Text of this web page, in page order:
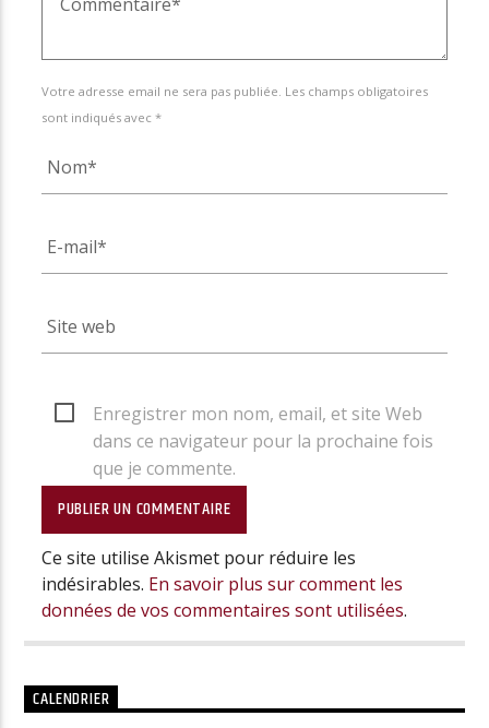
Votre adresse email ne sera pas publiée. Les champs obligatoires
sont indiqués avec *
Enregistrer mon nom, email, et site Web
dans ce navigateur pour la prochaine fois
que je commente.
Ce site utilise Akismet pour réduire les
indésirables. En savoir plus sur comment les
données de vos commentaires sont utilisées.
CALENDRIER